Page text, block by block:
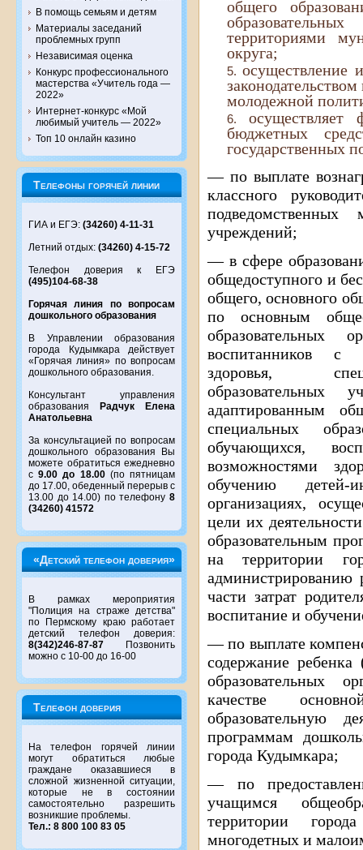
В помощь семьям и детям
Материалы заседаний
проблемных групп
Независимая оценка
Конкурс профессионального
мастерства «Учитель года —
2022»
Интернет-конкурс «Мой
любимый учитель — 2022»
Топ 10 онлайн казино
Телефоны горячей линии
ГИА и ЕГЭ: (34260) 4-11-31
Летний отдых: (34260) 4-15-72
Телефон доверия к ЕГЭ
(495)104-68-38
Горячая линия по вопросам
дошкольного образования
В Управлении образования
города Кудымкара действует
«Горячая линия» по вопросам
дошкольного образования.
Консультант управления
образования
Радчук Елена
Анатольевна
За консультацией по вопросам
дошкольного образования Вы
можете обратиться ежедневно
с9.00 до 18.00(по пятницам
до 17.00, обеденный перерыв с
13.00 до 14.00) по телефону 8
(34260) 41572
«Детский телефон доверия»
В рамках мероприятия
"Полиция на страже детства"
по Пермскому краю работает
детский телефон доверия:
8(342)246-87-87 Позвонить
можно с 10-00 до 16-00
Телефон доверия
На телефон горячей линии
могут обратиться любые
граждане оказавшиеся в
сложной жизненной ситуации,
которые не в состоянии
самостоятельно разрешить
возникшие проблемы.
Тел.: 8 800 100 83 05
общего
территориями
округа;
осуществление
молодежной
осуществляет
бюджетных
государственных
— по выплате
классного
подведомственных
учреждений;
— в сфере
общедоступного и
общего, основного
по основным
образовательных
воспитанников с
здоровья,
адаптированным
специальных
обучающихся,
возможностями
обучению детей-
организациях,
цели их
образовательным
на территории
администрированию
части затрат
воспитание и
— по выплате
содержание
образовательных
качестве
образовательную
программам
города Кудымкара;
— по
учащимся
территории
многодетных и